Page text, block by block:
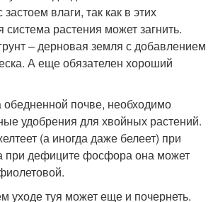
влаги, так как в этих
система растения может загнить.
– дерновая земля с добавлением
А еще обязателен хороший
обедненной почве, необходимо
удобрения для хвойных растений.
(а иногда даже белеет) при
при дефиците фосфора она может
уходе туя может еще и почернеть.